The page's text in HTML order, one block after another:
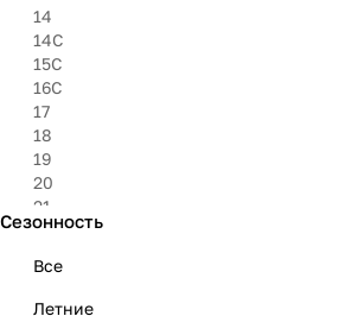
14
14C
15C
16C
17
18
19
20
21
22
Сезонность
Все
Летние